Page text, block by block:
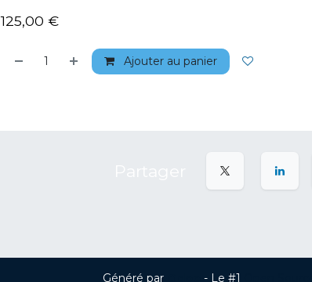
125,00 €
Ajouter au panier
Généré par - Le #1